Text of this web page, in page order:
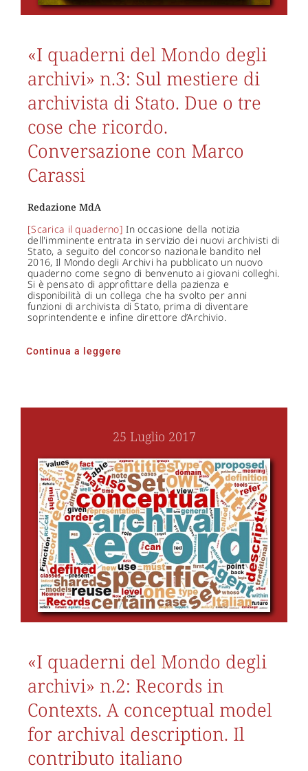
«I quaderni del Mondo degli
archivi» n.3: Sul mestiere di
archivista di Stato. Due o tre
cose che ricordo.
Conversazione con Marco
Carassi
Redazione MdA
[Scarica il quaderno] In occasione della notizia
dell'imminente entrata in servizio dei nuovi archivisti di
Stato, a seguito del concorso nazionale bandito nel
2016, Il Mondo degli Archivi ha pubblicato un nuovo
quaderno come segno di benvenuto ai giovani colleghi.
Si è pensato di approfittare della pazienza e
disponibilità di un collega che ha svolto per anni
funzioni di archivista di Stato, prima di diventare
soprintendente e infine direttore d’Archivio.
Continua a leggere
25 Luglio 2017
«I quaderni del Mondo degli
archivi» n.2: Records in
Contexts. A conceptual model
for archival description. Il
contributo italiano